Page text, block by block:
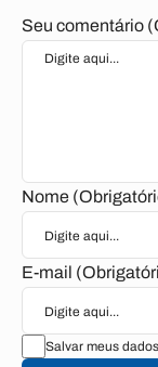
Seu comentário
Nome
E-mail
Salvar meus